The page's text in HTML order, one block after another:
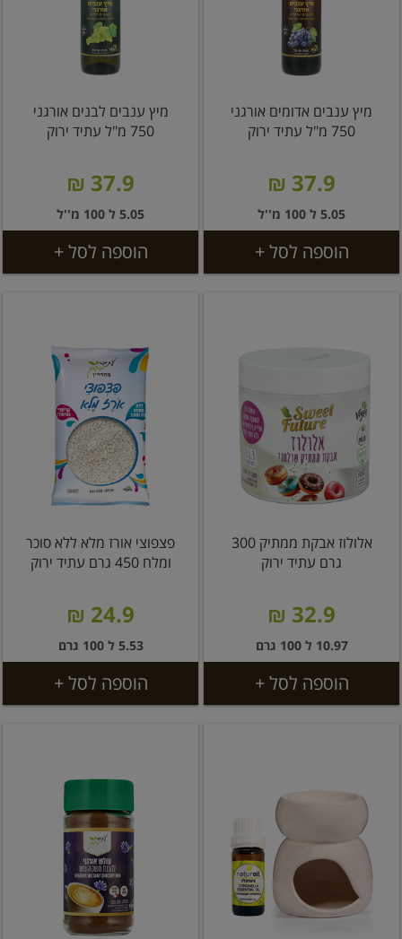
מיץ ענבים אדומים אורגני
750 מ"ל עתיד ירוק
37.9 ₪
5.05 ל 100 מ''ל
הוספה לסל +
מיץ ענבים לבנים אורגני
750 מ"ל עתיד ירוק
37.9 ₪
5.05 ל 100 מ''ל
הוספה לסל +
אלולוז אבקת ממתיק 300
גרם עתיד ירוק
32.9 ₪
10.97 ל 100 גרם
הוספה לסל +
פצפוצי אורז מלא ללא סוכר
ומלח 450 גרם עתיד ירוק
24.9 ₪
5.53 ל 100 גרם
הוספה לסל +